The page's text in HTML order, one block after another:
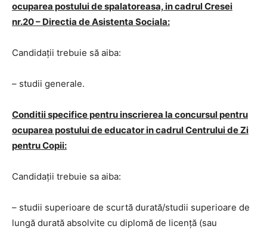
ocuparea postului de spalatoreasa, in cadrul Cresei
nr.20 – Directia de Asistenta Sociala:
Candidaţii trebuie să aiba:
– studii generale.
Conditii specifice pentru inscrierea la concursul pentru
ocuparea postului de educator in cadrul Centrului de Zi
pentru Copii:
Candidaţii trebuie sa aiba:
– studii superioare de scurtă durată/studii superioare de
lungă durată absolvite cu diplomă de licență (sau